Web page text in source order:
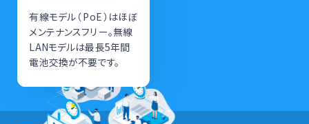
有線モデル（ PoE ）はほぼ
メンテナンスフリー。無線
LANモデルは最長5年間
電池交換が不要です。